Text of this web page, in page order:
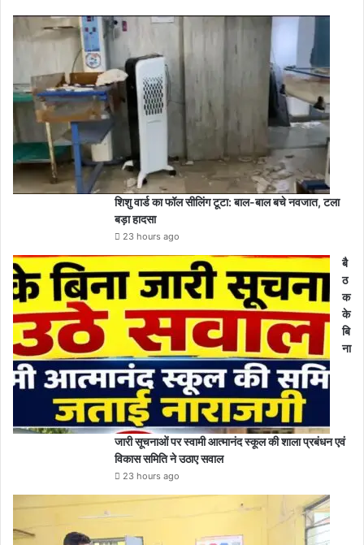
शिशु वार्ड का फॉल सीलिंग टूटा: बाल-बाल बचे नवजात, टला
बड़ा हादसा
23 hours ago
बै
ठ
क
के
बि
ना
जारी सूचनाओं पर स्वामी आत्मानंद स्कूल की शाला प्रबंधन एवं
विकास समिति ने उठाए सवाल
23 hours ago